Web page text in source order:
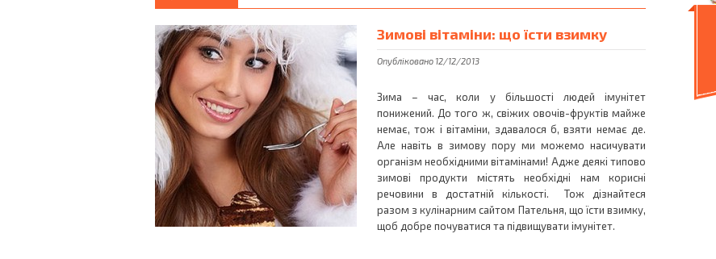
Зимові вітаміни: що їсти взимку
Опубліковано 12/12/2013
Зима – час, коли у більшості людей імунітет
понижений. До того ж, свіжих овочів-фруктів майже
немає, тож і вітаміни, здавалося б, взяти немає де.
Але навіть в зимову пору ми можемо насичувати
організм необхідними вітамінами! Адже деякі типово
зимові продукти містять необхідні нам корисні
речовини в достатній кількості. Тож дізнайтеся
разом з кулінарним сайтом Пательня, що їсти взимку,
щоб добре почуватися та підвищувати імунітет.